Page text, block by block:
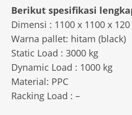
Berikut spesifikasi
Dimensi : 1100 x 1100 x
Warna pallet: hitam (black)
Static Load : 3000 kg
Dynamic Load : 1000 kg
Material: PPC
Racking Load : –